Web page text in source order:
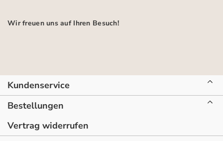
Wir freuen uns auf Ihren Besuch!
Kundenservice
Bestellungen
Vertrag widerrufen